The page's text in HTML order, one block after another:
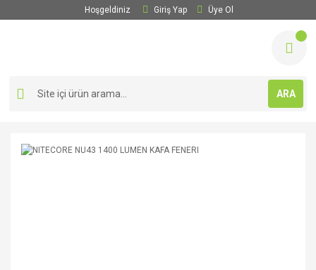
Hoşgeldiniz Giriş Yap Üye Ol
ARA